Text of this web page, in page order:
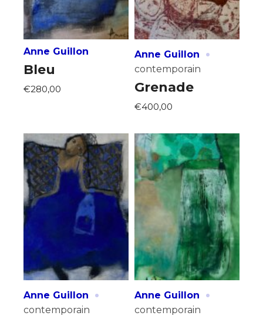
Anne Guillon
Bleu
€280,00
Anne Guillon ·
contemporain
Grenade
€400,00
Anne Guillon ·
contemporain
Anne Guillon ·
contemporain